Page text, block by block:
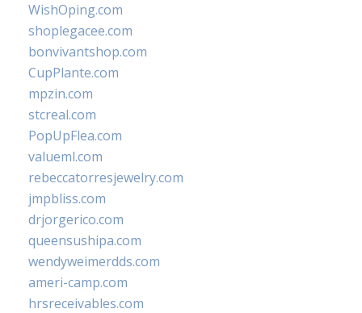
WishOping.com
shoplegacee.com
bonvivantshop.com
CupPlante.com
mpzin.com
stcreal.com
PopUpFlea.com
valueml.com
rebeccatorresjewelry.com
jmpbliss.com
drjorgerico.com
queensushipa.com
wendyweimerdds.com
ameri-camp.com
hrsreceivables.com